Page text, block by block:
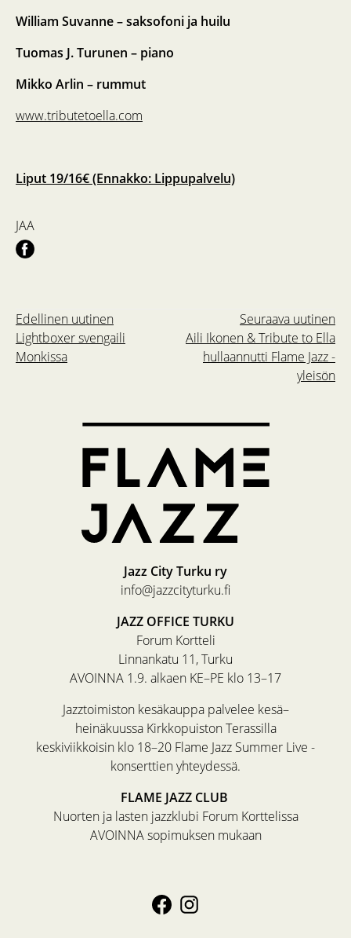
William Suvanne – saksofoni ja huilu
Tuomas J. Turunen – piano
Mikko Arlin – rummut
www.tributetoella.com
Liput 19/16€ (Ennakko: Lippupalvelu)
JAA
Seuraava uutinen
Aili Ikonen & Tribute to Ella
hullaannutti Flame Jazz -
yleisön
Edellinen uutinen
Lightboxer svengaili
Monkissa
Jazz City Turku ry
info@jazzcityturku.fi
JAZZ OFFICE TURKU
Forum Kortteli
Linnankatu 11, Turku
AVOINNA 1.9. alkaen KE–PE klo 13–17
Jazztoimiston kesäkauppa palvelee kesä–
heinäkuussa Kirkkopuiston Terassilla
keskiviikkoisin klo 18–20 Flame Jazz Summer Live -
konserttien yhteydessä.
FLAME JAZZ CLUB
Nuorten ja lasten jazzklubi Forum Korttelissa
AVOINNA sopimuksen mukaan